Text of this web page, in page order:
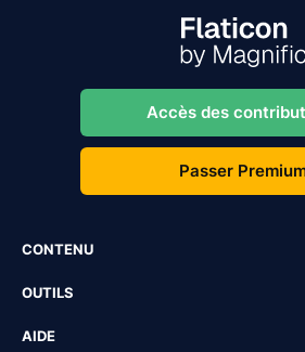
Accès des
Passer
CONTENU
OUTILS
AIDE